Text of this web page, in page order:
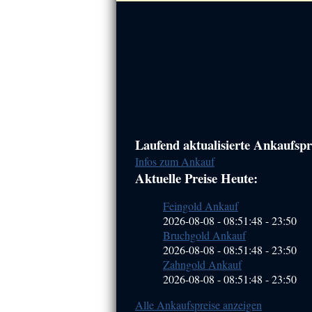
Haupt-
Sidebar
(Primary)
Laufend aktualisierte
Infos zum Ankauf
Aktuelle Preise Heute:
Feingold Ankauf
2026-08-08 - 08:51:48 -23:50
Bruchgold Ankauf
2026-08-08 - 08:51:48 -23:50
Zahngold Ankauf
2026-08-08 - 08:51:48 -23:50
Alle Ankaufspreise anzeigen